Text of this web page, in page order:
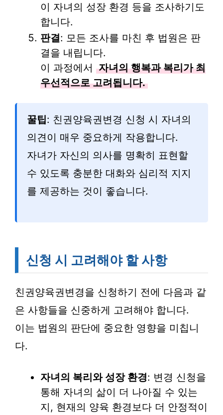
이 자녀의 성장 환경 등을 조사하기도
합니다.
판결: 모든 조사를 마친 후 법원은 판
결을 내립니다.
이 과정에서 자녀의 행복과 복리가 최
우선적으로 고려됩니다.
꿀팁: 친권양육권변경 신청 시 자녀의
의견이 매우 중요하게 작용합니다.
자녀가 자신의 의사를 명확히 표현할
수 있도록 충분한 대화와 심리적 지지
를 제공하는 것이 좋습니다.
신청 시 고려해야 할 사항
친권양육권변경을 신청하기 전에 다음과 같
은 사항들을 신중하게 고려해야 합니다.
이는 법원의 판단에 중요한 영향을 미칩니
다.
자녀의 복리와 성장 환경: 변경 신청을
통해 자녀의 삶이 더 나아질 수 있는
지, 현재의 양육 환경보다 더 안정적이